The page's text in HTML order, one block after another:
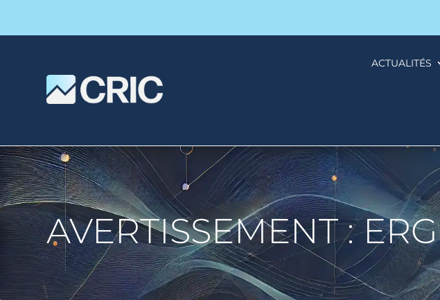
ACTUALITÉS
AVERTISSEMENT :